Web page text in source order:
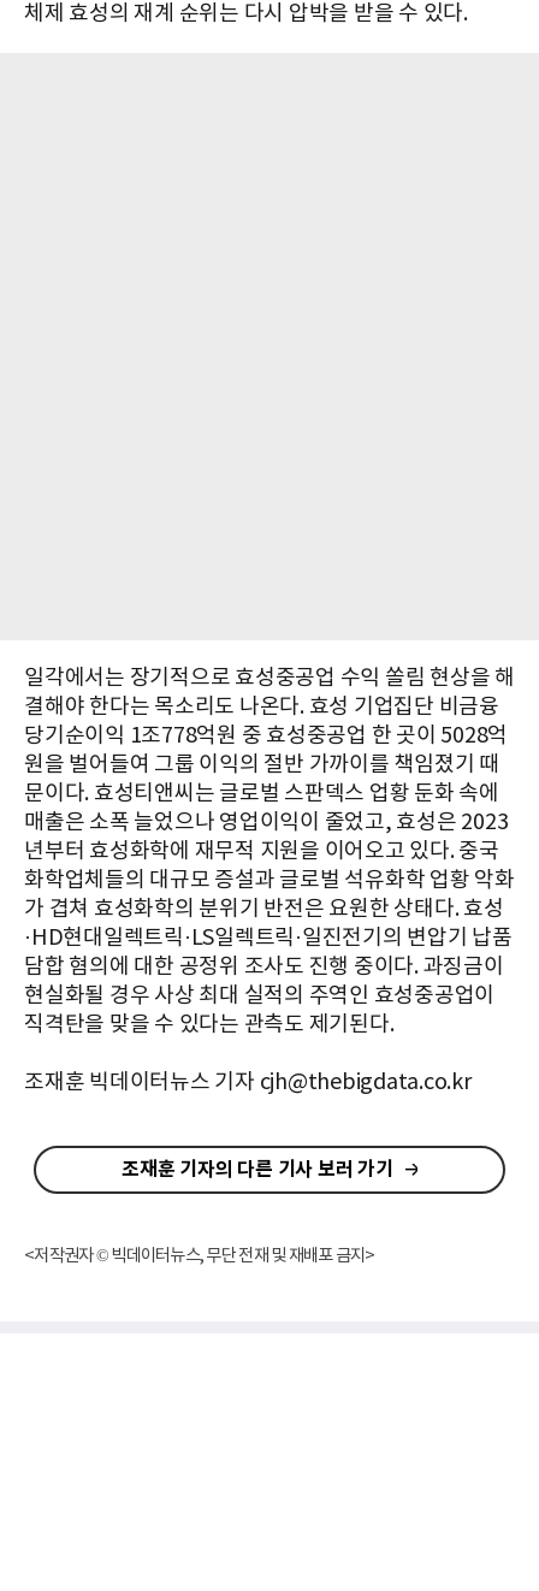
체제 효성의 재계 순위는 다시 압박을 받을 수 있다.
일각에서는 장기적으로 효성중공업 수익 쏠림 현상을 해
결해야 한다는 목소리도 나온다. 효성 기업집단 비금융
당기순이익 1조778억원 중 효성중공업 한 곳이 5028억
원을 벌어들여 그룹 이익의 절반 가까이를 책임졌기 때
문이다. 효성티앤씨는 글로벌 스판덱스 업황 둔화 속에
매출은 소폭 늘었으나 영업이익이 줄었고, 효성은 2023
년부터 효성화학에 재무적 지원을 이어오고 있다. 중국
화학업체들의 대규모 증설과 글로벌 석유화학 업황 악화
가 겹쳐 효성화학의 분위기 반전은 요원한 상태다. 효성
·HD현대일렉트릭·LS일렉트릭·일진전기의 변압기 납품
담합 혐의에 대한 공정위 조사도 진행 중이다. 과징금이
현실화될 경우 사상 최대 실적의 주역인 효성중공업이
직격탄을 맞을 수 있다는 관측도 제기된다.
조재훈 빅데이터뉴스 기자 cjh@thebigdata.co.kr
조재훈 기자의 다른 기사 보러 가기
<저작권자 © 빅데이터뉴스, 무단 전재 및 재배포 금지>